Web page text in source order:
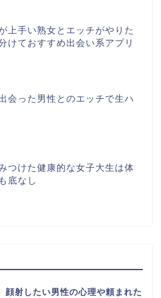
上手い熟女とエッチがやりた
けておすすめ出会い系アプリ
会った男性とのエッチで生ハ
つけた健康的な女子大生は体
底なし
顔射したい男性の心理や頼まれた